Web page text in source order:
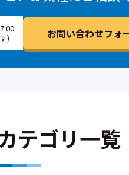
)
お問い合わせフォ
テゴリ一覧